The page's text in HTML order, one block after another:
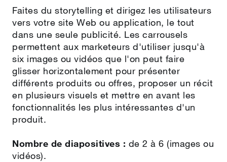
Faites du storytelling et dirigez les utilisateurs
vers votre site Web ou application, le tout
dans une seule publicité. Les carrousels
permettent aux marketeurs d'utiliser jusqu'à
six images ou vidéos que l'on peut faire
glisser horizontalement pour présenter
différents produits ou offres, proposer un récit
en plusieurs visuels et mettre en avant les
fonctionnalités les plus intéressantes d'un
produit.
Nombre de diapositives : de 2 à 6 (images ou
vidéos).